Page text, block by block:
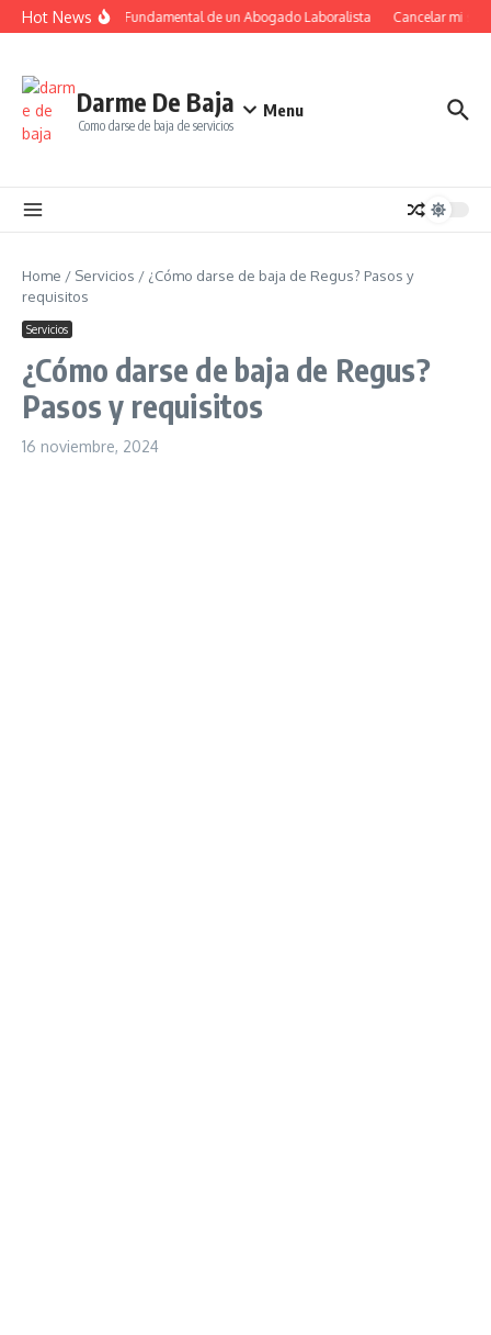
Saltar al contenido
Hot NewsEl Papel Fundamental de un Abogado Laboralista Cancelar mi
Darme De Baja
Como darse de baja de servicios
Menu
Home / Servicios / ¿Cómo darse de baja de Regus? Pasos y
requisitos
Servicios
¿Cómo darse de baja de Regus?
Pasos y requisitos
16 noviembre, 2024